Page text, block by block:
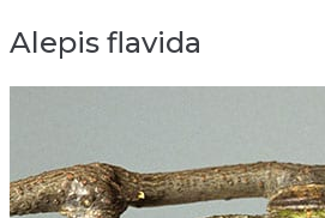
Alepis flavida